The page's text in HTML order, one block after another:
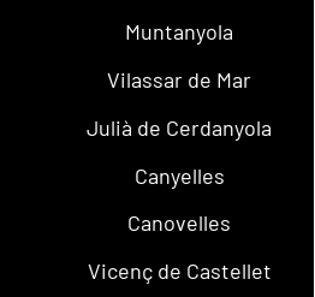
Muntanyola
Vilassar de Mar
Julià de Cerdanyola
Canyelles
Canovelles
Vicenç de Castellet